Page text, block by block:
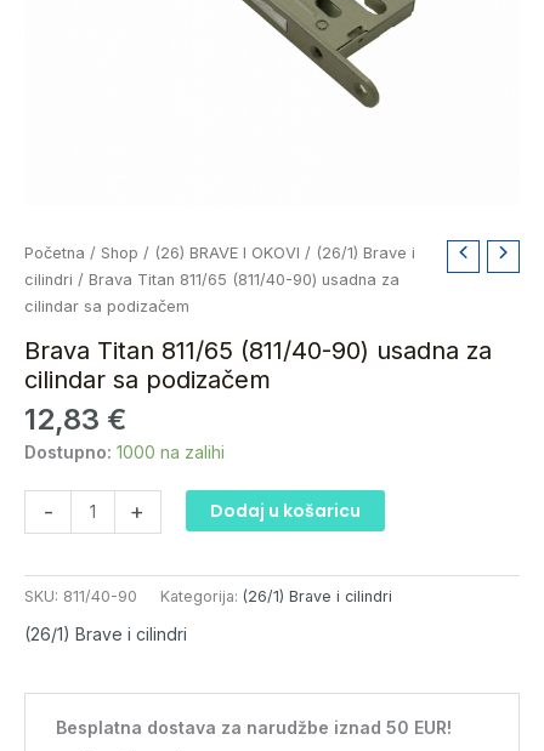
Početna / Shop / (26) BRAVE I OKOVI / (26/1) Brave i
cilindri / Brava Titan 811/65 (811/40-90) usadna za
cilindar sa podizačem
Brava Titan 811/65 (811/40-90) usadna za
cilindar sa podizačem
12,83 €
Dostupno: 1000 na zalihi
-
Brava
Titan
811/65
90)
usadna
za
cilindar
sa
podizačem
količina
+ Dodaj u košaricu
SKU: 811/40-90 Kategorija: (26/1) Brave i cilindri
(26/1) Brave i cilindri
Besplatna dostava za narudžbe iznad 50 EUR!